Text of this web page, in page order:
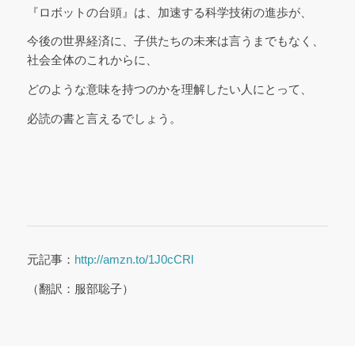
『ロボットの台頭』は、加速する科学技術の進歩が、
今後の世界経済に、子供たちの未来は言うまでもなく、
社会全体のこれからに、
どのような意味を持つのかを理解したい人にとって、
必読の書と言えるでしょう。
元記事： http://amzn.to/1J0cCRl
（翻訳：服部聡子）